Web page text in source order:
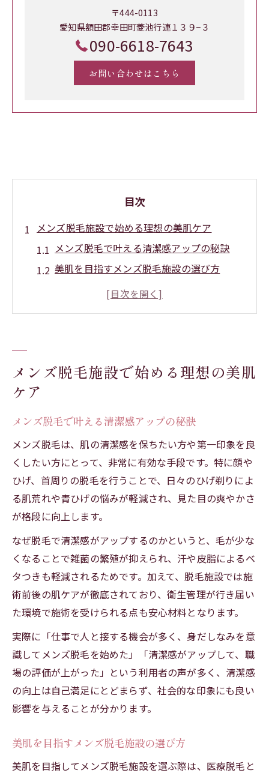
〒444-0113
愛知県額田郡幸田町菱池行連１３９−３
090-6618-7643
お問い合わせはこちら
目次
メンズ脱毛施設で始める理想の美肌ケア
メンズ脱毛で叶える清潔感アップの秘訣
美肌を目指すメンズ脱毛施設の選び方
メンズ脱毛施設での肌トラブル対策ポイン
全身脱毛も安心して続けられる選び方
メンズ脱毛は都度払いが継続のポイント
全身脱毛の実感度を高めるメンズ脱毛の方
法
脱毛継続がしやすいメンズ脱毛施設の特徴
メンズ脱毛で人気の全身プラン活用法
コストパフォーマンス重視で脱毛効果を実感
メンズ脱毛費用を抑える賢い施設利用術
コスパ良好なメンズ脱毛施設の選び方とは
都度払いで始めるメンズ脱毛のコツと注意
点
医療脱毛とエステ脱毛のコスト比較ポイン
ト
忙しい男性が選ぶ通いやすい脱毛施設とは
メンズ脱毛は通いやすさが続ける決め手
駅近で選ぶメンズ脱毛施設のメリット
時間を有効活用できるメンズ脱毛の通い方
メンズ脱毛施設で始める理想の美肌
ケア
メンズ脱毛で叶える清潔感アップの秘訣
メンズ脱毛は、肌の清潔感を保ちたい方や第一印象を良
くしたい方にとって、非常に有効な手段です。特に顔や
ひげ、首周りの脱毛を行うことで、日々のひげ剃りによ
る肌荒れや青ひげの悩みが軽減され、見た目の爽やかさ
が格段に向上します。
なぜ脱毛で清潔感がアップするのかというと、毛が少な
くなることで雑菌の繁殖が抑えられ、汗や皮脂によるベ
タつきも軽減されるためです。加えて、脱毛施設では施
術前後の肌ケアが徹底されており、衛生管理が行き届い
た環境で施術を受けられる点も安心材料となります。
実際に「仕事で人と接する機会が多く、身だしなみを意
識してメンズ脱毛を始めた」「清潔感がアップして、職
場の評価が上がった」という利用者の声が多く、清潔感
の向上は自己満足にとどまらず、社会的な印象にも良い
影響を与えることが分かります。
美肌を目指すメンズ脱毛施設の選び方
美肌を目指してメンズ脱毛施設を選ぶ際は、医療脱毛と